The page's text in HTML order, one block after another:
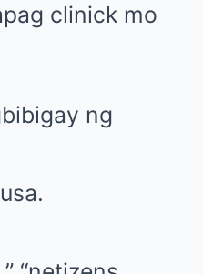
clinick mo
ng